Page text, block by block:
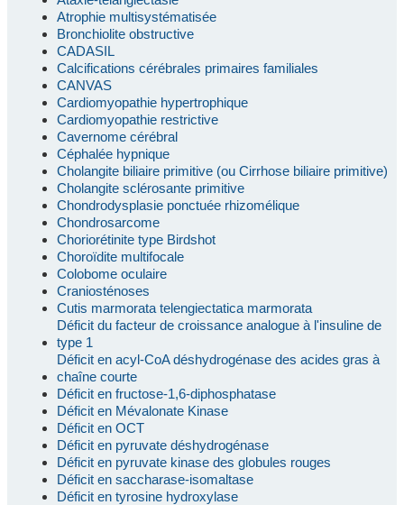
Atrophie multisystématisée
Bronchiolite obstructive
CADASIL
Calcifications cérébrales primaires familiales
CANVAS
Cardiomyopathie hypertrophique
Cardiomyopathie restrictive
Cavernome cérébral
Céphalée hypnique
Cholangite biliaire primitive (ou Cirrhose biliaire primitive)
Cholangite sclérosante primitive
Chondrodysplasie ponctuée rhizomélique
Chondrosarcome
Choriorétinite type Birdshot
Choroïdite multifocale
Colobome oculaire
Craniosténoses
Cutis marmorata telengiectatica marmorata
Déficit du facteur de croissance analogue à l'insuline de
type 1
Déficit en acyl-CoA déshydrogénase des acides gras à
chaîne courte
Déficit en fructose-1,6-diphosphatase
Déficit en Mévalonate Kinase
Déficit en OCT
Déficit en pyruvate déshydrogénase
Déficit en pyruvate kinase des globules rouges
Déficit en saccharase-isomaltase
Déficit en tyrosine hydroxylase